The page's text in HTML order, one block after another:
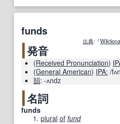
funds
出典:『
発音
(Received Pronunciation)
(General American) IPA: /
韻: -ʌndz
名詞
funds
plural of fund